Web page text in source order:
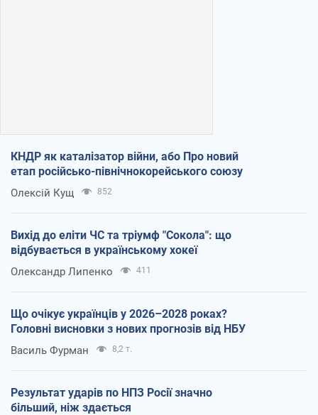
КНДР як каталізатор війни, або Про новий
етап російсько-північнокорейського союзу
Олексій Кущ 852
Вихід до еліти ЧС та тріумф "Сокола": що
відбувається в українському хокеї
Олександр Липенко 411
Що очікує українців у 2026–2028 роках?
Головні висновки з нових прогнозів від НБУ
Василь Фурман 8,2 т.
Результат ударів по НПЗ Росії значно
більший, ніж здається